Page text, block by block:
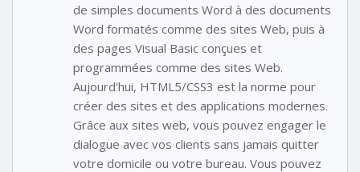
de simples documents Word à des documents
Word formatés comme des sites Web, puis à
des pages Visual Basic conçues et
programmées comme des sites Web.
Aujourd’hui, HTML5/CSS3 est la norme pour
créer des sites et des applications modernes.
Grâce aux sites web, vous pouvez engager le
dialogue avec vos clients sans jamais quitter
votre domicile ou votre bureau. Vous pouvez